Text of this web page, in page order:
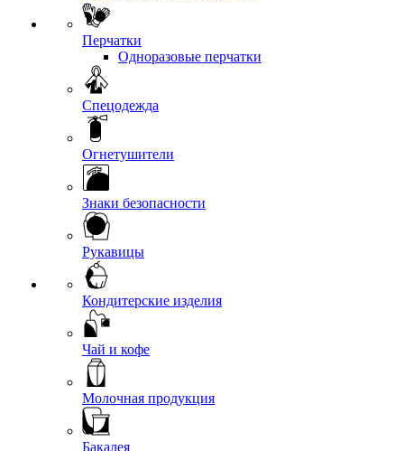
Перчатки
Одноразовые перчатки
Спецодежда
Огнетушители
Знаки безопасности
Рукавицы
Кондитерские изделия
Чай и кофе
Молочная продукция
Бакалея